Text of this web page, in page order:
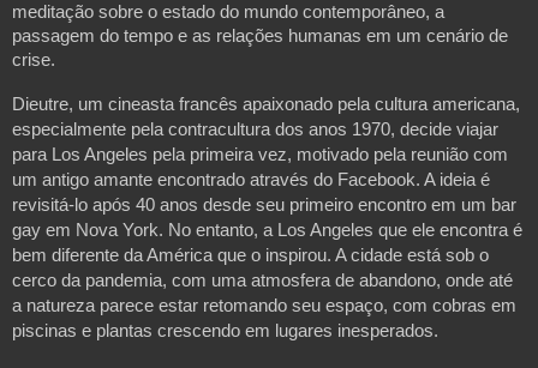
meditação sobre o estado do mundo contemporâneo, a
passagem do tempo e as relações humanas em um cenário de
crise.
Dieutre, um cineasta francês apaixonado pela cultura americana,
especialmente pela contracultura dos anos 1970, decide viajar
para Los Angeles pela primeira vez, motivado pela reunião com
um antigo amante encontrado através do Facebook. A ideia é
revisitá-lo após 40 anos desde seu primeiro encontro em um bar
gay em Nova York. No entanto, a Los Angeles que ele encontra é
bem diferente da América que o inspirou. A cidade está sob o
cerco da pandemia, com uma atmosfera de abandono, onde até
a natureza parece estar retomando seu espaço, com cobras em
piscinas e plantas crescendo em lugares inesperados.